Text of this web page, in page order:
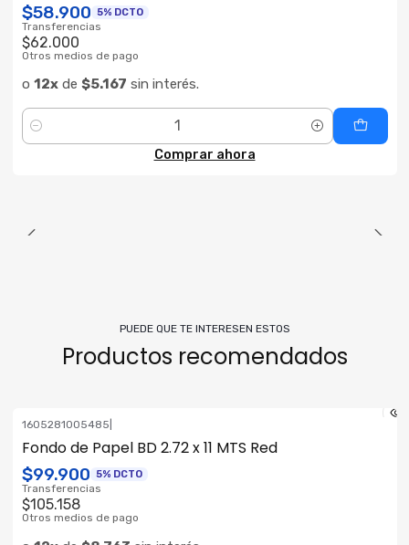
$58.900 5% DCTO
Transferencias
$62.000
Otros medios de pago
o 12xde $5.167 sin interés.
Cantidad
Comprar ahora
PUEDE QUE TE INTERESEN ESTOS
Productos recomendados
1605281005485
Fondo de Papel BD 2.72 x 11 MTS Red
$99.900 5% DCTO
Transferencias
$105.158
Otros medios de pago